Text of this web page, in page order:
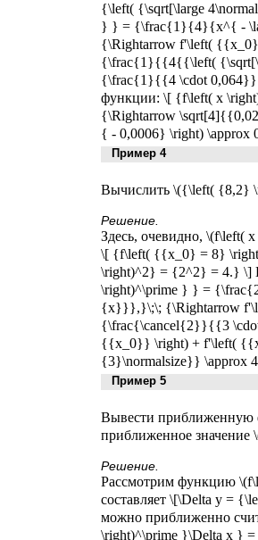
{\left( {\sqrt[\large
} } = {\frac{1}{4}{x^{ -
{\Rightarrow f'\left(
{\frac{1}{{4{{\left(
{\frac{1}{{4 \cdot 0,064}}
функции: \[ {f\left( x
{\Rightarrow
{ - 0,0006} \right) \approx
Пример 4
Вычислить \({\left( {8,2}
Решение.
Здесь, очевидно,
\[ {f\left( {{x_0} = 8}
\right)^2} = {2^2} = 4.} \]
\right)^\prime } } =
{x}}},}\;\; {\Rightarrow
{\frac{\cancel{2}}{{3
{{x_0}} \right) + f'\left(
{3}\normalsize}} \approx
Пример 5
Вывести приближенную
приближенное значение
Решение.
Рассмотрим функцию
составляет \[\Delta y =
можно приближенно
\right)^\prime }\Delta x }